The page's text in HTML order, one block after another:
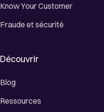
Know Your Customer
Fraude et sécurité
Découvrir
Blog
Ressources